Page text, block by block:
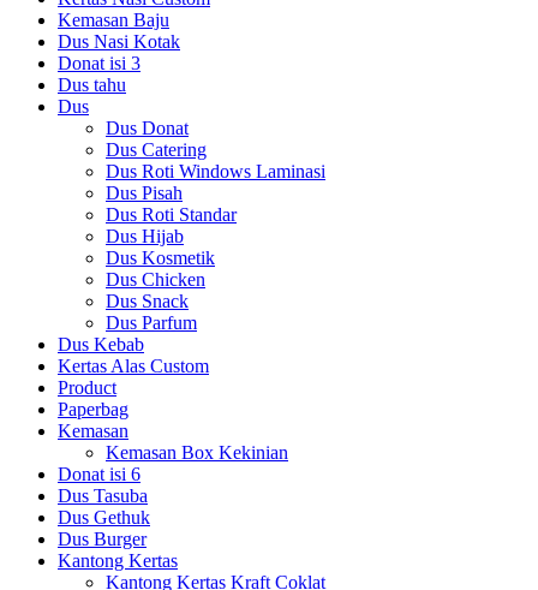
Kemasan Baju
Dus Nasi Kotak
Donat isi 3
Dus tahu
Dus
Dus Donat
Dus Catering
Dus Roti Windows Laminasi
Dus Pisah
Dus Roti Standar
Dus Hijab
Dus Kosmetik
Dus Chicken
Dus Snack
Dus Parfum
Dus Kebab
Kertas Alas Custom
Product
Paperbag
Kemasan
Kemasan Box Kekinian
Donat isi 6
Dus Tasuba
Dus Gethuk
Dus Burger
Kantong Kertas
Kantong Kertas Kraft Coklat